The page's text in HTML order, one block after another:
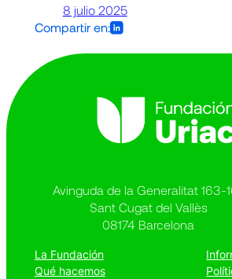
8 julio 2025
Compartir en:
Avinguda de la Generalitat 163-
Sant Cugat del Vallès
08174 Barcelona
La Fundación
Qué hacemos